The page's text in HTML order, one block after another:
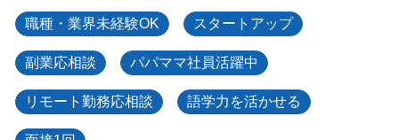
職種・業界未経験OK スタートアップ
副業応相談 パパママ社員活躍中
リモート勤務応相談 語学力を活かせる